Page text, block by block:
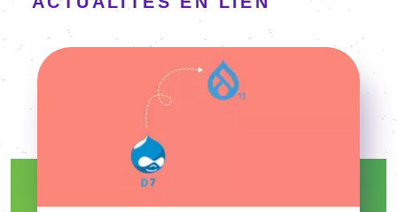
Voir l'article
Image